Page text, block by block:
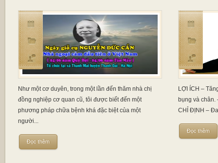
Như một cơ duyên, trong một lần đến thăm nhà chị
đồng nghiệp cơ quan cũ, tôi được biết đến một
phương pháp chữa bệnh khá đặc biệt của một
người...
Đọc thêm
LỢI ÍCH –
bụng và chân.
CHỈ ĐỊNH –
Đọc thêm